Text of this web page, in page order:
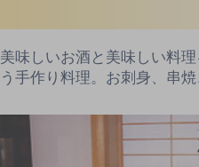
美味しいお酒と美味しい料
う手作り料理。お刺身、串